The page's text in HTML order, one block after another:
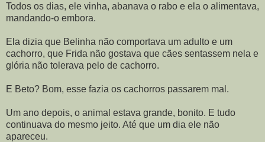
Todos os dias, ele vinha, abanava o rabo e ela o alimentava,
mandando-o embora.
Ela dizia que Belinha não comportava um adulto e um
cachorro, que Frida não gostava que cães sentassem nela e
glória não tolerava pelo de cachorro.
E Beto? Bom, esse fazia os cachorros passarem mal.
Um ano depois, o animal estava grande, bonito. E tudo
continuava do mesmo jeito. Até que um dia ele não
apareceu.